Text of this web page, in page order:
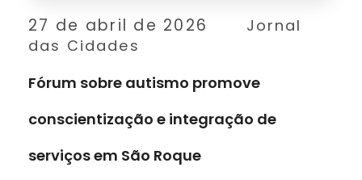
27 de abril de 2026
Jornal
das Cidades
Fórum sobre autismo promove
conscientização e integração de
serviços em São Roque